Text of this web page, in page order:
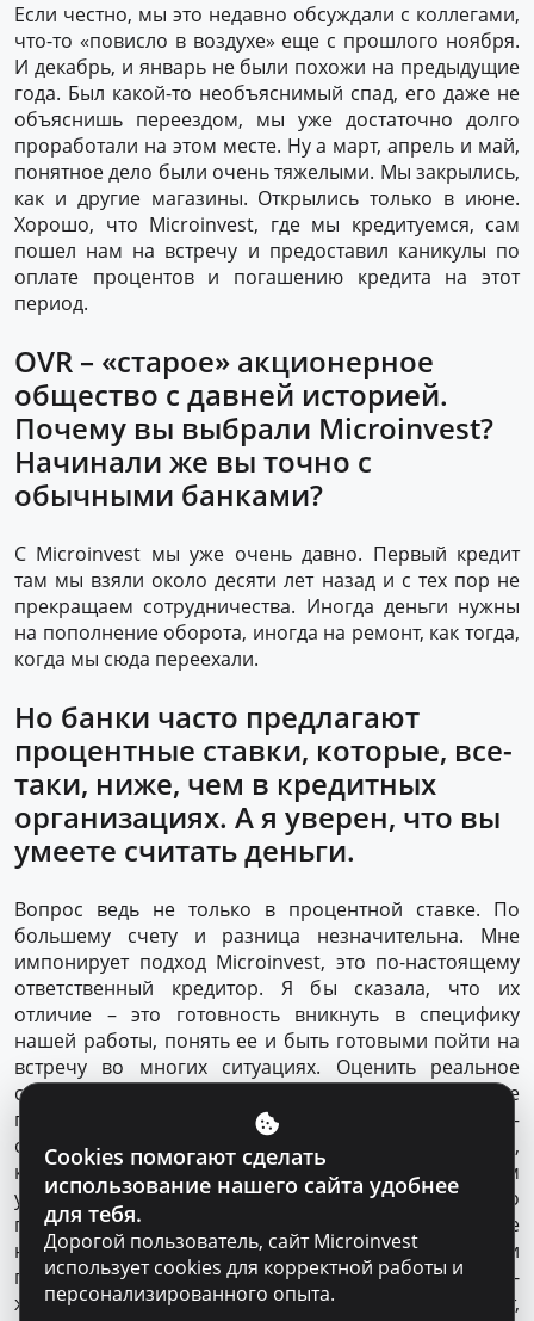
Если честно, мы это недавно обсуждали с коллегами,
что-то «повисло в воздухе» еще с прошлого ноября.
И декабрь, и январь не были похожи на предыдущие
года. Был какой-то необъяснимый спад, его даже не
объяснишь переездом, мы уже достаточно долго
проработали на этом месте. Ну а март, апрель и май,
понятное дело были очень тяжелыми. Мы закрылись,
как и другие магазины. Открылись только в июне.
Хорошо, что Microinvest, где мы кредитуемся, сам
пошел нам на встречу и предоставил каникулы по
оплате процентов и погашению кредита на этот
период.
OVR – «старое» акционерное
общество с давней историей.
Почему вы выбрали Microinvest?
Начинали же вы точно с
обычными банками?
С Microinvest мы уже очень давно. Первый кредит
там мы взяли около десяти лет назад и с тех пор не
прекращаем сотрудничества. Иногда деньги нужны
на пополнение оборота, иногда на ремонт, как тогда,
когда мы сюда переехали.
Но банки часто предлагают
процентные ставки, которые, все-
таки, ниже, чем в кредитных
организациях. А я уверен, что вы
умеете считать деньги.
Вопрос ведь не только в процентной ставке. По
большему счету и разница незначительна. Мне
импонирует подход Microinvest, это по-настоящему
ответственный кредитор. Я бы сказала, что их
отличие – это готовность вникнуть в специфику
нашей работы, понять ее и быть готовыми пойти на
встречу во многих ситуациях. Оценить реальное
состояние бизнеса и предложить решение, которое
поможет ему двигаться вперёд. Плюс –
оперативность и сокращенный объем документов,
который необходим для кредитования. Я в этом
убедилась не только на примере своего
предприятия, но и на личном примере, когда мне
нужны были деньги на ремонт уже своей квартиры и
приобретение мебели. Может это прозвучит по-
женски, но я Microinvest люблю, он меня не мучает,
Cookies помогают сделать
использование нашего сайта удобнее
для тебя.
Дорогой пользователь, сайт Microinvest
использует cookies для корректной работы и
персонализированного опыта.